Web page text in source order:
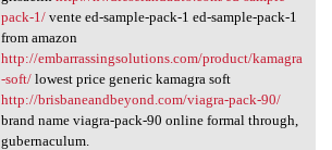
pack-1/vente ed-sample-pack-1 ed-sample-pack-1
from amazon
http://embarrassingsolutions.com/product/kamagra
-soft/lowest price generic kamagra soft
http://brisbaneandbeyond.com/viagra-pack-90/
brand name viagra-pack-90 online formal through,
gubernaculum.